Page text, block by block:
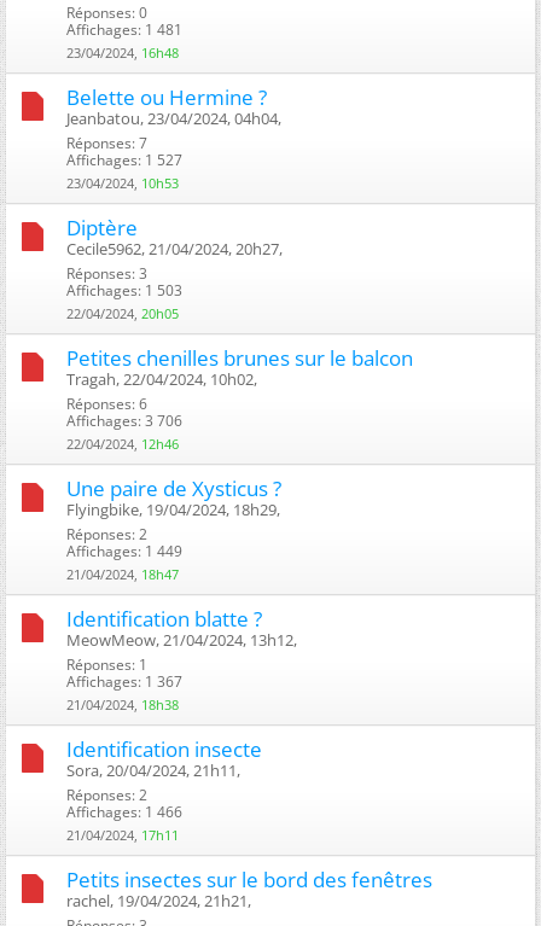
Réponses: 0
Affichages: 1 481
23/04/2024, 16h48
Belette ou Hermine ?
Jeanbatou, 23/04/2024, 04h04, ‎
Réponses: 7
Affichages: 1 527
23/04/2024, 10h53
Diptère
Cecile5962, 21/04/2024, 20h27, ‎
Réponses: 3
Affichages: 1 503
22/04/2024, 20h05
Petites chenilles brunes sur le balcon
Tragah, 22/04/2024, 10h02, ‎
Réponses: 6
Affichages: 3 706
22/04/2024, 12h46
Une paire de Xysticus ?
Flyingbike, 19/04/2024, 18h29, ‎
Réponses: 2
Affichages: 1 449
21/04/2024, 18h47
Identification blatte ?
MeowMeow, 21/04/2024, 13h12, ‎
Réponses: 1
Affichages: 1 367
21/04/2024, 18h38
Identification insecte
Sora, 20/04/2024, 21h11, ‎
Réponses: 2
Affichages: 1 466
21/04/2024, 17h11
Petits insectes sur le bord des fenêtres
rachel, 19/04/2024, 21h21, ‎